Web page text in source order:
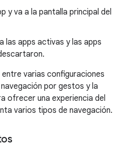
y va a la pantalla principal del
las apps activas y las apps
varias configuraciones
por gestos y la
ofrecer una experiencia del
varios tipos de navegación.